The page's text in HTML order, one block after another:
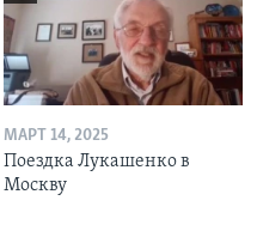
МАРТ 14, 2025
Поездка Лукашенко в
Москву